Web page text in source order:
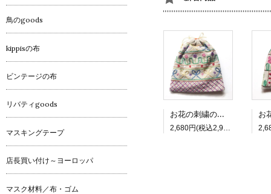
お花の刺繍の四角巾着_3 リボン
2,680円(税込2,948円)
鳥のgoods
kippisの布
ビンテージの布
リバティgoods
マスキングテープ
店長買い付け～ヨーロッパ
マスク材料／布・ゴム